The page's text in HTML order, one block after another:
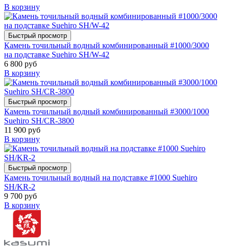
В корзину
Быстрый просмотр
Камень точильный водный комбинированный #1000/3000
на подставке Suehiro SH/W-42
6 800 руб
В корзину
Быстрый просмотр
Камень точильный водный комбинированный #3000/1000
Suehiro SH/CR-3800
11 900 руб
В корзину
Быстрый просмотр
Камень точильный водный на подставке #1000 Suehiro
SH/KR-2
9 700 руб
В корзину